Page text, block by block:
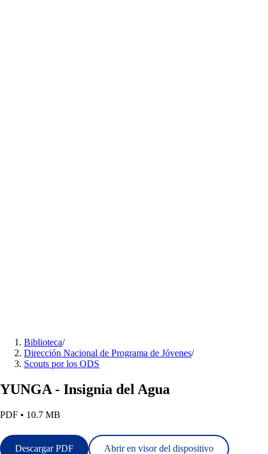
Biblioteca/
Dirección Nacional de Programa de Jóvenes/
Scouts por los ODS
YUNGA - Insignia del Agua
PDF • 10.7 MB
Descargar PDF Abrir en visor del dispositivo